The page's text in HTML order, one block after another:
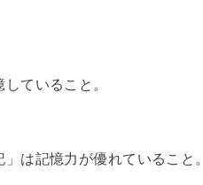
ていること。
は記憶力が優れていること。